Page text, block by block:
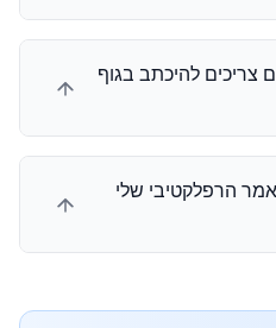
צריכים להיכתב בגוף
הרפלקטיבי שלי